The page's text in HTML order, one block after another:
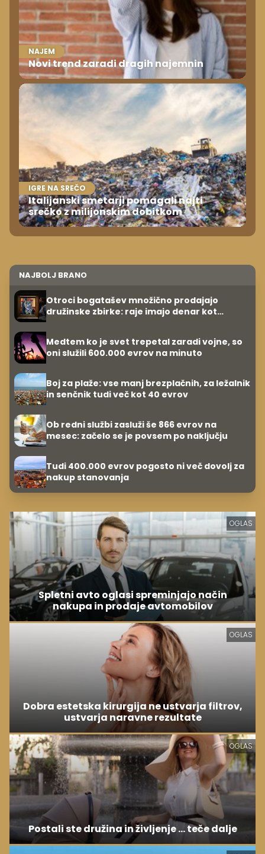
NAJEM
Novi trend zaradi dragih najemnin
IGRE NA SREČO
Italijanski smetarji pomagali najti
srečko z milijonskim dobitkom
NAJBOLJ BRANO
Otroci bogatašev množično prodajajo
družinske zbirke: raje imajo denar kot
Medtem ko je svet trepetal zaradi vojne, so
oni služili 600.000 evrov na minuto
Boj za plaže: vse manj brezplačnih, za ležalnik
in senčnik tudi več kot 40 evrov
Ob redni službi zasluži še 866 evrov na
mesec: začelo se je povsem po naključju
Tudi 400.000 evrov pogosto ni več dovolj za
nakup stanovanja
OGLAS
Spletni avto oglasi spreminjajo način
nakupa in prodaje avtomobilov
OGLAS
Dobra estetska kirurgija ne ustvarja filtrov,
ustvarja naravne rezultate
OGLAS
Postali ste družina in življenje ... teče dalje